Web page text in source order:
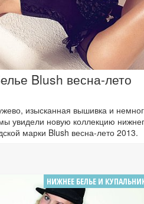
Blush весна-лето
изысканная вышивка и
увидели новую коллекцию
марки Blush весна-лето 2013.
НИЖНЕЕ БЕЛЬЕ И